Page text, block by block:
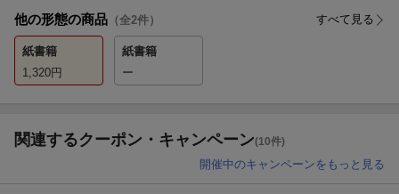
他の形態の商品 （全2件） すべて見る
紙書籍
1,320円
紙書籍
ー
関連するクーポン・キャンペーン(10件)
開催中のキャンペーンをもっと見る